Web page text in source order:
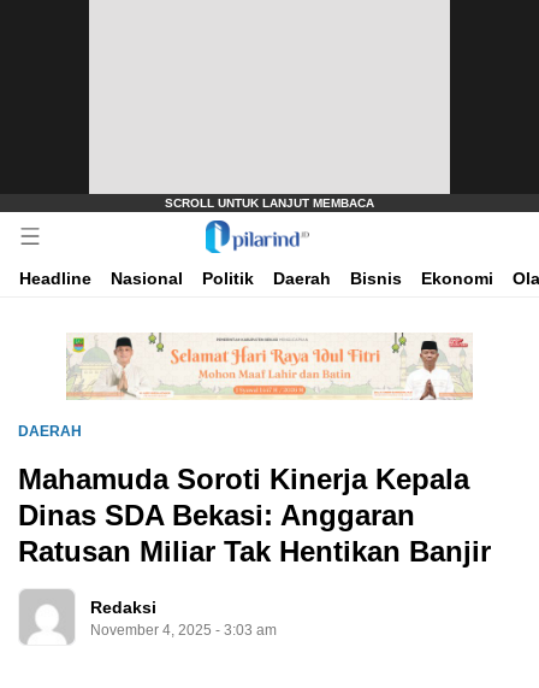
Pilarind.id
Dimana Arah Bangsa Bermula
Headline
Nasional Politik Daerah Bisnis Ekonomi
DAERAH
Mahamuda Soroti Kinerja Kepala
Dinas SDA Bekasi: Anggaran
Ratusan Miliar Tak Hentikan Banjir
Redaksi
November 4, 2025 - 3:03 am